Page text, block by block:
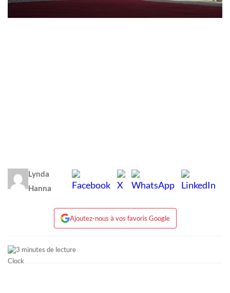
Lynda
Hanna
Ajoutez-nous à vos favoris Google
3 minutes de lecture